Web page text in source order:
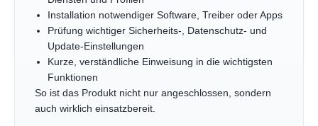
Installation notwendiger Software, Treiber oder Apps
Prüfung wichtiger Sicherheits-, Datenschutz- und
Update-Einstellungen
Kurze, verständliche Einweisung in die wichtigsten
Funktionen
So ist das Produkt nicht nur angeschlossen, sondern
auch wirklich einsatzbereit.